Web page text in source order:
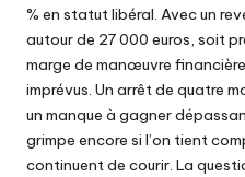
% en statut libéral. Avec un
autour de 27 000 euros, soit
marge de manœuvre
imprévus. Un arrêt de quatre
un manque à gagner
grimpe encore si l’on tient
continuent de courir. La